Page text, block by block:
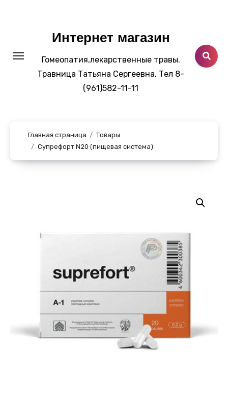
Интернет магазин
Гомеопатия,лекарственные травы.
Травница Татьяна Сергеевна, Тел 8-
(961)582-11-11
Главная страница
Товары
Супрефорт N20 (пищевая система)